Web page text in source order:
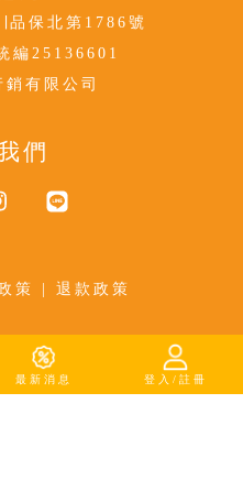
品保北第1786號
編25136601
有限公司
們
Instagram
策 | 退款政策
最新消息 登入/註冊